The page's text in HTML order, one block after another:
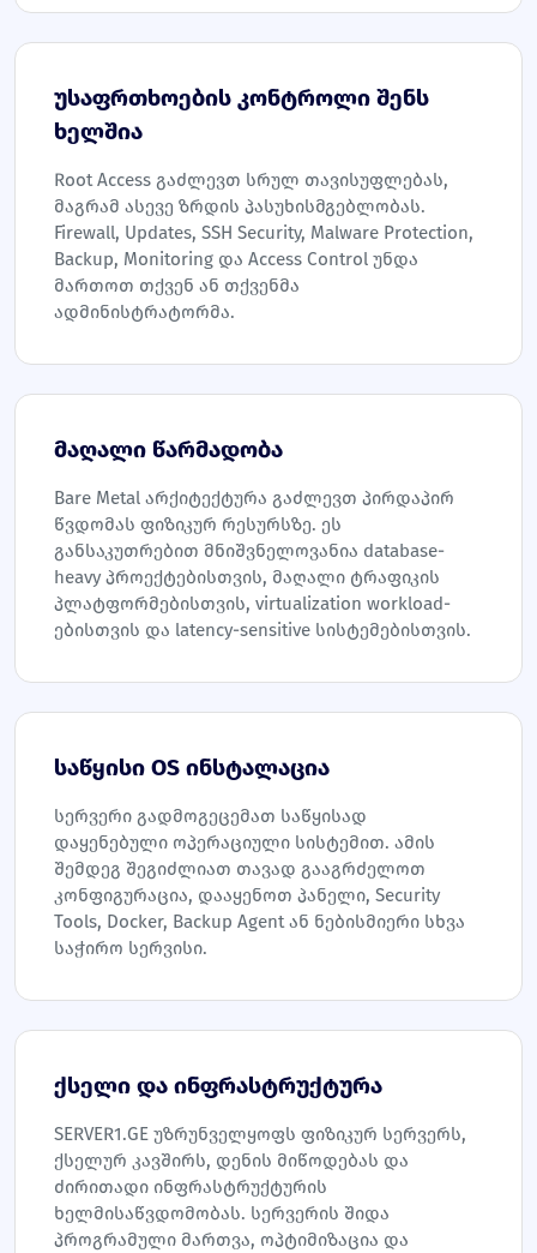
უსაფრთხოების კონტროლი შენს
ხელშია
Root Access გაძლევთ სრულ თავისუფლებას,
მაგრამ ასევე ზრდის პასუხისმგებლობას.
Firewall, Updates, SSH Security, Malware Protection,
Backup, Monitoring და Access Control უნდა
მართოთ თქვენ ან თქვენმა
ადმინისტრატორმა.
მაღალი წარმადობა
Bare Metal არქიტექტურა გაძლევთ პირდაპირ
წვდომას ფიზიკურ რესურსზე. ეს
განსაკუთრებით მნიშვნელოვანია database-
heavy პროექტებისთვის, მაღალი ტრაფიკის
პლატფორმებისთვის, virtualization workload-
ებისთვის და latency-sensitive სისტემებისთვის.
საწყისი OS ინსტალაცია
სერვერი გადმოგეცემათ საწყისად
დაყენებული ოპერაციული სისტემით. ამის
შემდეგ შეგიძლიათ თავად გააგრძელოთ
კონფიგურაცია, დააყენოთ პანელი, Security
Tools, Docker, Backup Agent ან ნებისმიერი სხვა
საჭირო სერვისი.
ქსელი და ინფრასტრუქტურა
SERVER1.GE უზრუნველყოფს ფიზიკურ სერვერს,
ქსელურ კავშირს, დენის მიწოდებას და
ძირითადი ინფრასტრუქტურის
ხელმისაწვდომობას. სერვერის შიდა
პროგრამული მართვა, ოპტიმიზაცია და